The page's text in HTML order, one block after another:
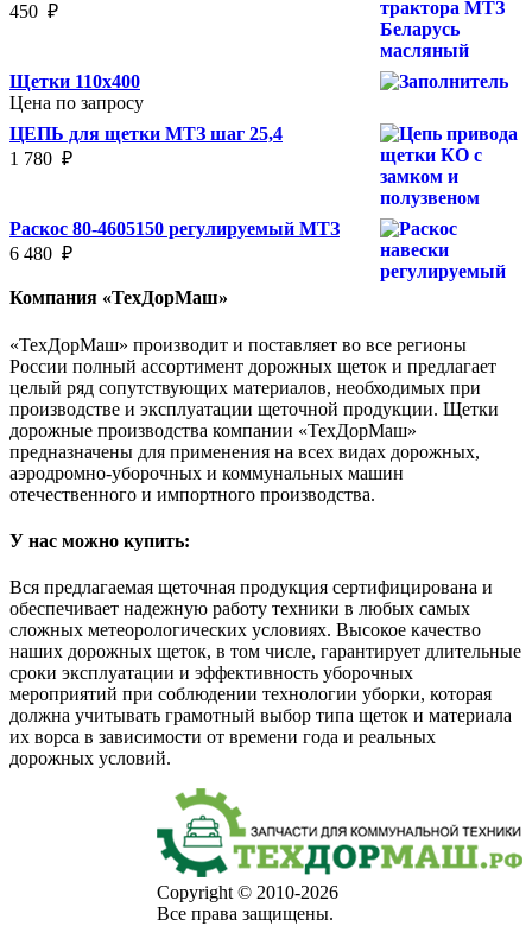
450 ₽
Щетки 110х400
Цена по запросу
ЦЕПЬ для щетки МТЗ шаг 25,4
1 780 ₽
Раскос 80-4605150 регулируемый МТЗ
6 480 ₽
Компания «ТехДорМаш»
«ТехДорМаш» производит и поставляет во все регионы
России полный ассортимент дорожных щеток и предлагает
целый ряд сопутствующих материалов, необходимых при
производстве и эксплуатации щеточной продукции. Щетки
дорожные производства компании «ТехДорМаш»
предназначены для применения на всех видах дорожных,
аэродромно-уборочных и коммунальных машин
отечественного и импортного производства.
У нас можно купить:
Вся предлагаемая щеточная продукция сертифицирована и
обеспечивает надежную работу техники в любых самых
сложных метеорологических условиях. Высокое качество
наших дорожных щеток, в том числе, гарантирует длительные
сроки эксплуатации и эффективность уборочных
мероприятий при соблюдении технологии уборки, которая
должна учитывать грамотный выбор типа щеток и материала
их ворса в зависимости от времени года и реальных
дорожных условий.
Copyright © 2010-2026
Все права защищены.